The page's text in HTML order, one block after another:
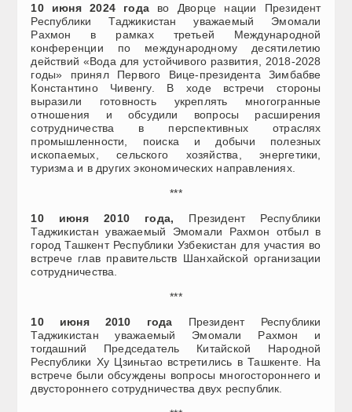
10 июня 2024 года во Дворце нации Президент
Республики Таджикистан уважаемый Эмомали
Рахмон в рамках третьей Международной
конференции по международному десятилетию
действий «Вода для устойчивого развития, 2018-2028
годы» принял Первого Вице-президента Зимбабве
Константино Чивенгу. В ходе встречи стороны
выразили готовность укреплять многогранные
отношения и обсудили вопросы расширения
сотрудничества в перспективных отраслях
промышленности, поиска и добычи полезных
ископаемых, сельского хозяйства, энергетики,
туризма и в других экономических направлениях.
***
10 июня 2010 года, Президент Республики
Таджикистан уважаемый Эмомали Рахмон отбыл в
город Ташкент Республики Узбекистан для участия во
встрече глав правительств Шанхайской организации
сотрудничества.
***
10 июня 2010 года Президент Республики
Таджикистан уважаемый Эмомали Рахмон и
тогдашний Председатель Китайской Народной
Республики Ху Цзиньтао встретились в Ташкенте. На
встрече были обсуждены вопросы многостороннего и
двустороннего сотрудничества двух республик.